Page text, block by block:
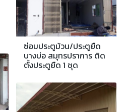
ซ่อมประตูม้วน/ประตูยืด
บางบ่อ สมุทรปราการ ติด
ตั้งประตูยืด 1 ชุด